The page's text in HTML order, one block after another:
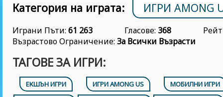
Категория на играта:
ИГРИ AMONG
Играни Пъти: 61 263 Гласове: 368
Възрастово Ограничение: За Всички Възрасти
ТАГОВЕ ЗА ИГРИ:
ЕКШЪН ИГРИ ИГРИ AMONG US
МОБИЛНИ ИГРИ